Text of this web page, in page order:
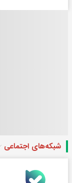
شبکه‌های اجتماعی